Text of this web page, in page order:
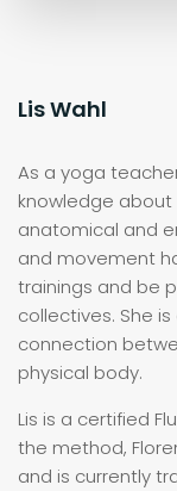
Lis Wahl
As a yoga
knowledge
anatomical and
and movement
trainings and be
collectives. She
connection
physical body.
Lis is a certified
the method,
and is currently